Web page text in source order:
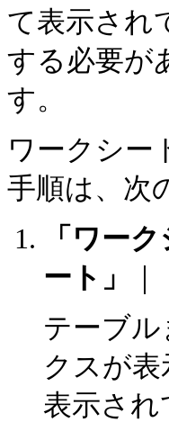
て表示され
する必要が
す。
ワークシー
手順は、次
「ワーク
ート」
テーブ
クスが
表示され